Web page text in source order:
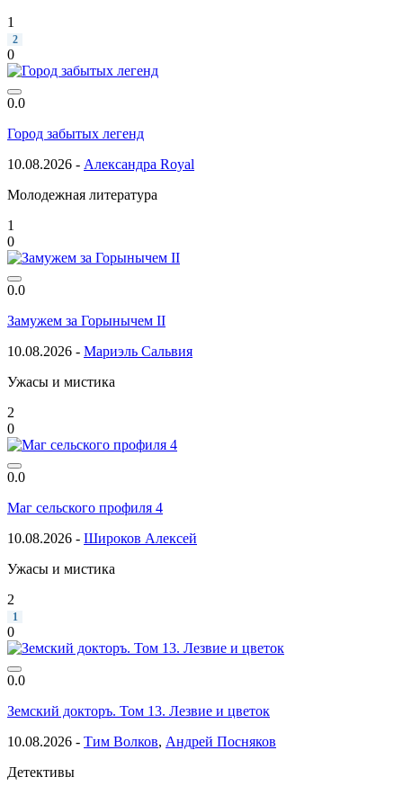
1
2
0
0.0
Город забытых легенд
10.08.2026 - Александра Royal
Молодежная литература
1
0
0.0
Замужем за Горынычем II
10.08.2026 - Мариэль Сальвия
Ужасы и мистика
2
0
0.0
Маг сельского профиля 4
10.08.2026 - Широков Алексей
Ужасы и мистика
2
1
0
0.0
Земский докторъ. Том 13. Лезвие и цветок
10.08.2026 - Тим Волков, Андрей Посняков
Детективы